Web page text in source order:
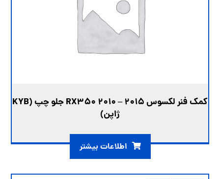
کمک فنر لکسوس RX350 2010 – 2015 جلو چپ (KYB
ژاپن)
اطلاعات بیشتر